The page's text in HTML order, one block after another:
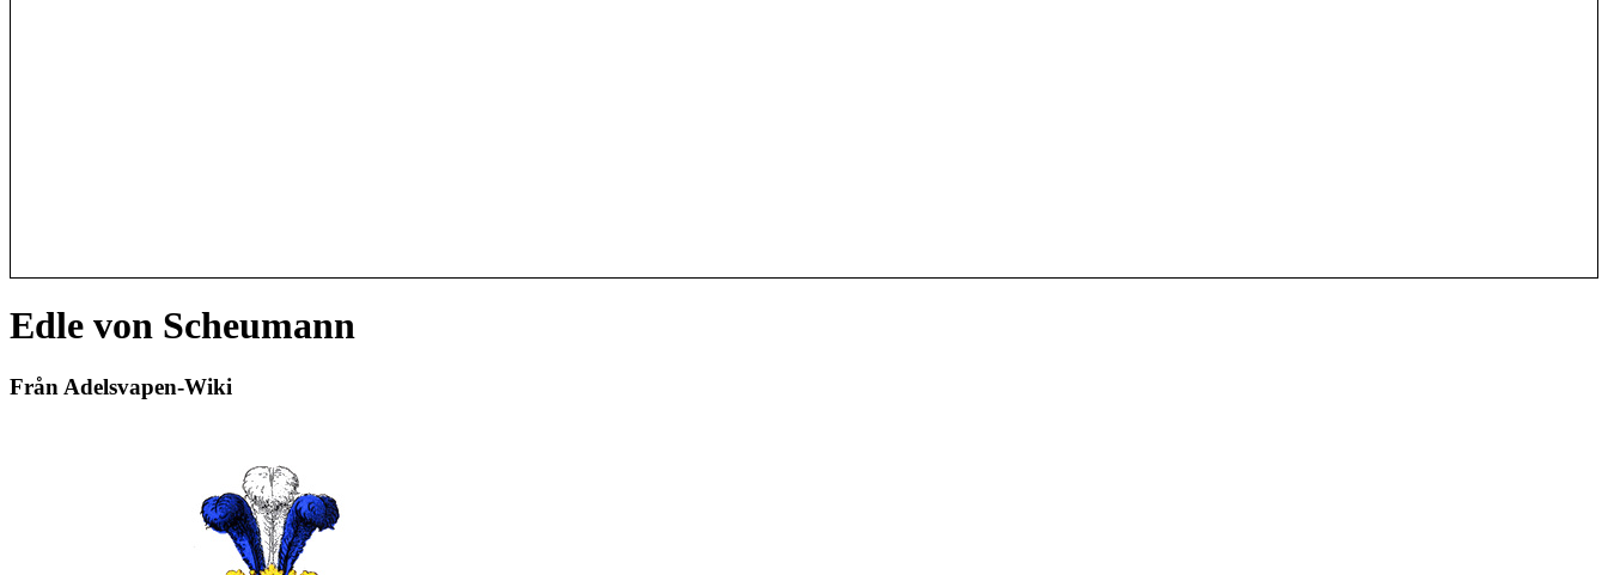
Edle von Scheumann
Från Adelsvapen-Wiki